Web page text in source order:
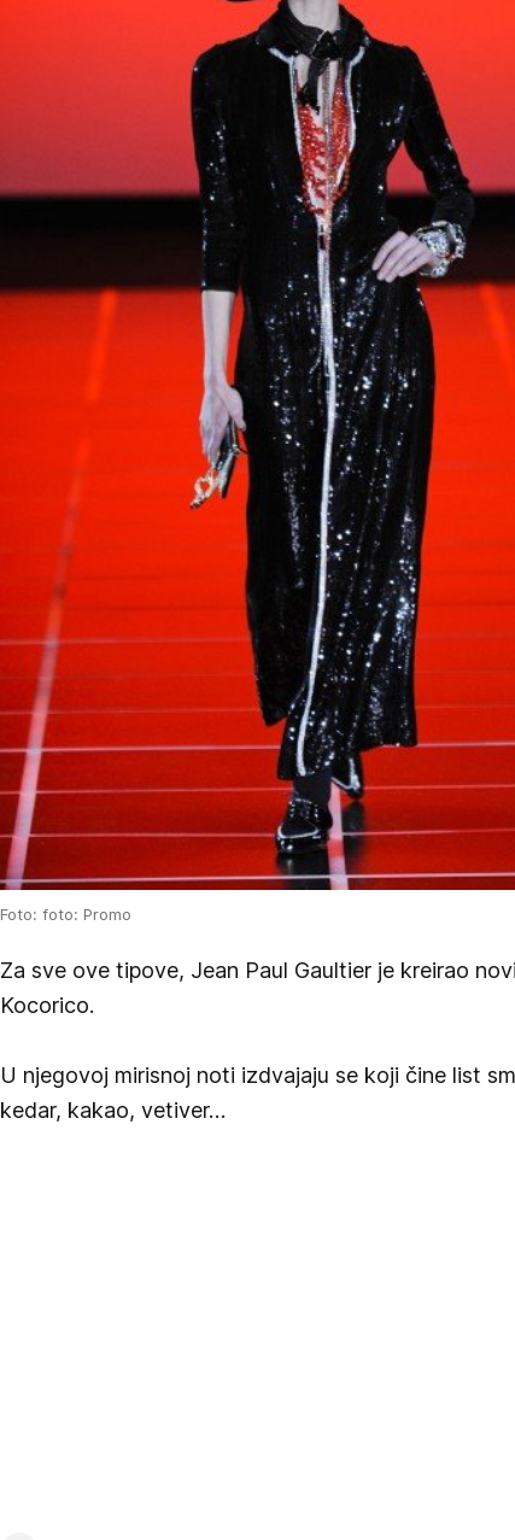
Foto: foto: Promo
Za sve ove tipove, Jean Paul Gaultier je kreirao
Kocorico.
U njegovoj mirisnoj noti izdvajaju se koji čine list
kedar, kakao, vetiver…